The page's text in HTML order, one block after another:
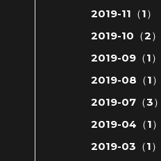
2019-11（1）
2019-10（2）
2019-09（1）
2019-08（1）
2019-07（3）
2019-04（1）
2019-03（1）